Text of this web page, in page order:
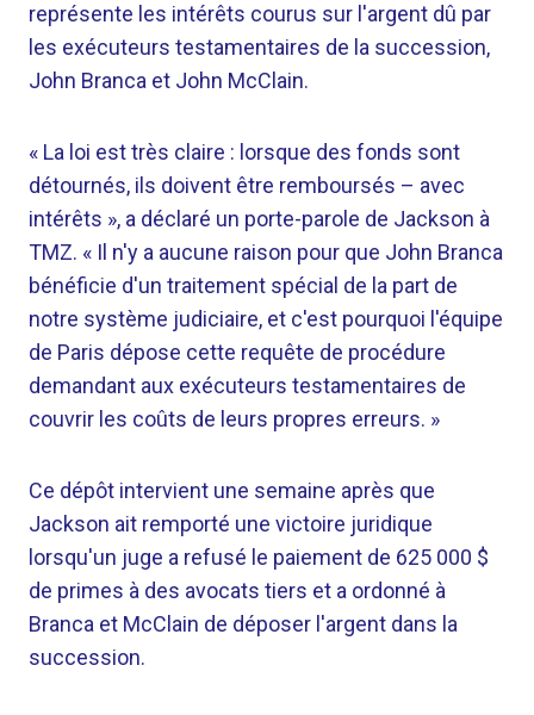
représente les intérêts courus sur l'argent dû par
les exécuteurs testamentaires de la succession,
John Branca et John McClain.
« La loi est très claire : lorsque des fonds sont
détournés, ils doivent être remboursés – avec
intérêts », a déclaré un porte-parole de Jackson à
TMZ. « Il n'y a aucune raison pour que John Branca
bénéficie d'un traitement spécial de la part de
notre système judiciaire, et c'est pourquoi l'équipe
de Paris dépose cette requête de procédure
demandant aux exécuteurs testamentaires de
couvrir les coûts de leurs propres erreurs. »
Ce dépôt intervient une semaine après que
Jackson ait remporté une victoire juridique
lorsqu'un juge a refusé le paiement de 625 000 $
de primes à des avocats tiers et a ordonné à
Branca et McClain de déposer l'argent dans la
succession.